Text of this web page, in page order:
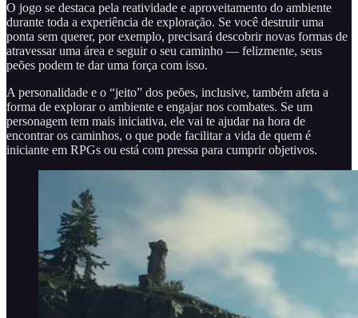
O jogo se destaca pela reatividade e aproveitamento do ambiente
durante toda a experiência de exploração. Se você destruir uma
ponta sem querer, por exemplo, precisará descobrir novas formas de
atravessar uma área e seguir o seu caminho — felizmente, seus
peões podem te dar uma força com isso.
A personalidade e o “jeito” dos peões, inclusive, também afeta a
forma de explorar o ambiente e engajar nos combates. Se um
personagem tem mais iniciativa, ele vai te ajudar na hora de
encontrar os caminhos, o que pode facilitar a vida de quem é
iniciante em RPGs ou está com pressa para cumprir objetivos.